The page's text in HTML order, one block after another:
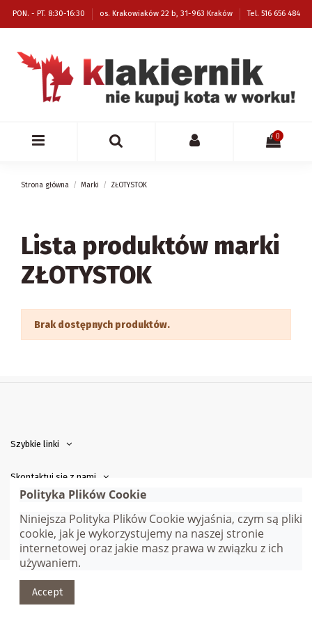
PON. - PT. 8:30-16:30 os. Krakowiaków 22 b, 31-963 Kraków Tel. 516 656 484
0
Strona główna Marki ZŁOTYSTOK
Lista produktów marki
ZŁOTYSTOK
Brak dostępnych produktów.
Szybkie linki
Skontaktuj się z nami
© Gana Sp. z o.o. | Webmaster:Adam Jędrychowski| Wszelkie
prawa zastrzeżone
Polityka Plików Cookie
Niniejsza Polityka Plików Cookie wyjaśnia, czym są pliki
cookie, jak je wykorzystujemy na naszej stronie
internetowej oraz jakie masz prawa w związku z ich
używaniem.
Accept